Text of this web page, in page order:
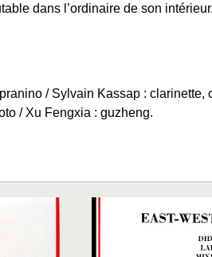
dans l’ordinaire de son intérieur.
/ Sylvain Kassap : clarinette,
/ Xu Fengxia : guzheng.